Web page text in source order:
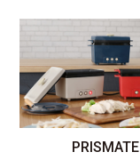
PRISMATE